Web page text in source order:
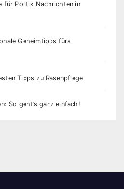
für Politik Nachrichten in
Geheimtipps fürs
Tipps zu Rasenpflege
So geht’s ganz einfach!